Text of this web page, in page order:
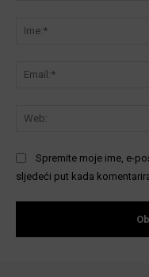
Spremite moje ime, e-
sljedeći put kada